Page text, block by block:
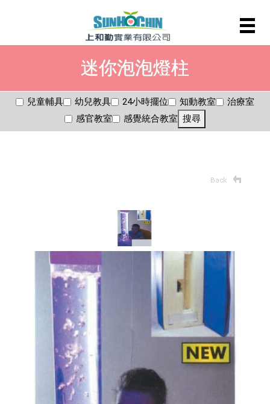
迷你泡泡燈柱
兒童輔具 幼兒教具 24小時擺位 知動教室
治療室
感官教室
感覺統合教室 搜尋